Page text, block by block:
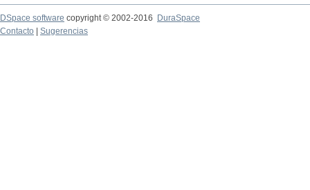
DSpace software copyright © 2002-2016
DuraSpace
Contacto
Sugerencias